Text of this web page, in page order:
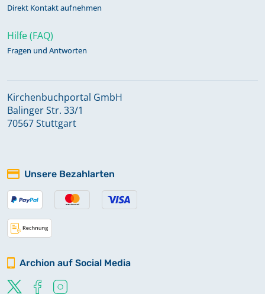
Direkt Kontakt aufnehmen
Hilfe (FAQ)
Fragen und Antworten
Kirchenbuchportal GmbH
Balinger Str. 33/1
70567 Stuttgart
Unsere Bezahlarten
Archion auf Social Media